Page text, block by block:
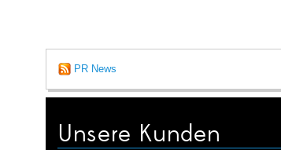
PR News
Unsere Kunden